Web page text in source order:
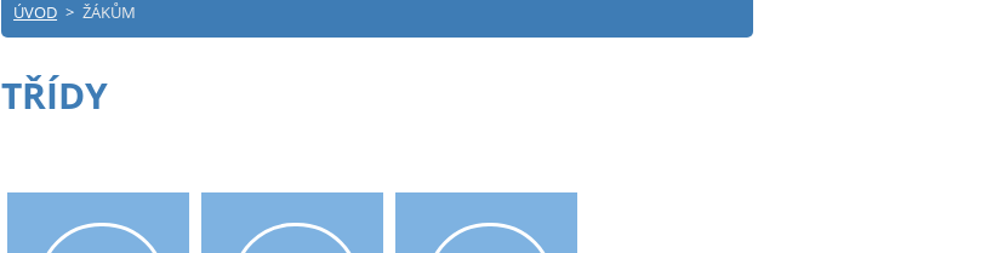
ÚVOD >ŽÁKŮM
TŘÍDY